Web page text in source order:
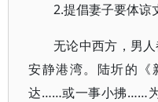
2.提倡妻子要体谅
无论中西方，男
安静港湾。陆圻的《
达……或一事小拂……